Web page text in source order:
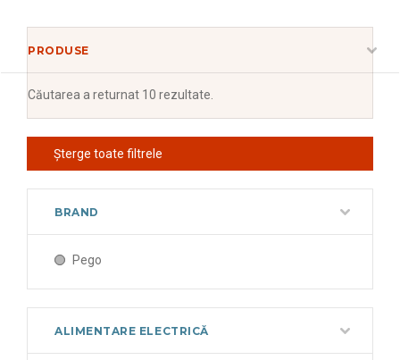
PRODUSE
Căutarea a returnat 10 rezultate.
Șterge toate filtrele
BRAND
Pego
ALIMENTARE ELECTRICĂ